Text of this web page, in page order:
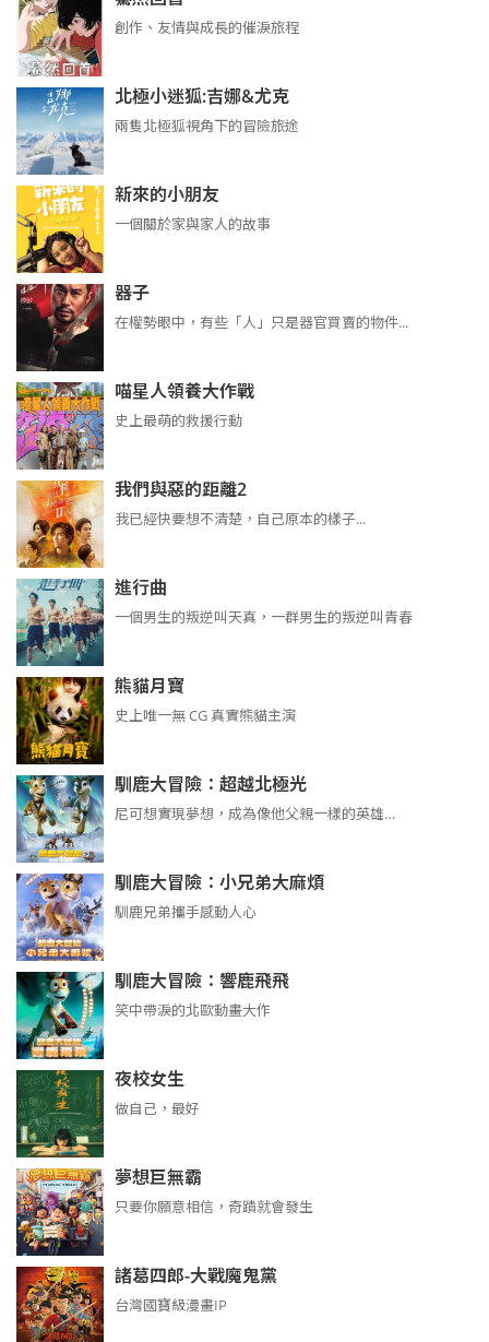
創作、友情與成長的催淚旅程
北極小迷狐:吉娜&尤克
兩隻北極狐視角下的冒險旅途
新來的小朋友
一個關於家與家人的故事
器子
在權勢眼中，有些「人」只是器官買賣的物件...
喵星人領養大作戰
史上最萌的救援行動
我們與惡的距離2
我已經快要想不清楚，自己原本的樣子...
進行曲
​​​一個男生的叛逆叫天真，一群男生的叛逆叫青春
熊貓月寶
史上唯一無 CG 真實熊貓主演
馴鹿大冒險：超越北極光
尼可想實現夢想，成為像他父親一樣的英雄…
馴鹿大冒險：小兄弟大麻煩
馴鹿兄弟攜手感動人心
馴鹿大冒險：響鹿飛飛
笑中帶淚的北歐動畫大作
夜校女生
做自己，最好
夢想巨無霸
只要你願意相信，奇蹟就會發生
諸葛四郎-大戰魔鬼黨
台灣國寶級漫畫IP